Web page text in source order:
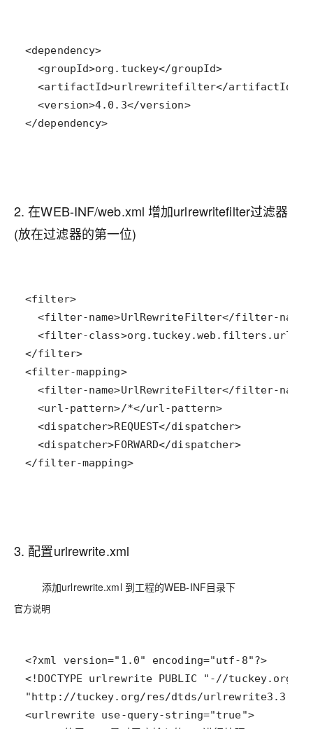
  <version>4.0.3</version>
</dependency>
2. 在WEB-INF/web.xml 增加urlrewritefilter过滤器
(放在过滤器的第一位)
<filter>
</filter>
<filter-mapping>
</filter-mapping>
3. 配置urlrewrite.xml
添加urlrewrite.xml 到工程的WEB-INF目录下
官方说明
<?xml version="1.0" encoding="utf-8"?>
<urlrewrite use-query-string="true">